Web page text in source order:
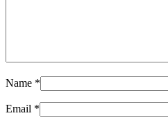
Name *
Email *